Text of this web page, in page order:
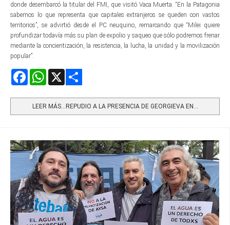
donde desembarcó la titular del FMI, que visitó Vaca Muerta. “En la Patagonia
sabemos lo que representa que capitales extranjeros se queden con vastos
territorios”, se advirtió desde el PC neuquino, remarcando que “Milei quiere
profundizar todavía más su plan de expolio y saqueo que sólo podremos frenar
mediante la concientización, la resistencia, la lucha, la unidad y la movilización
popular”.
FacebookWhatsApp
LEER MÁS…REPUDIO A LA PRESENCIA DE GEORGIEVA EN...